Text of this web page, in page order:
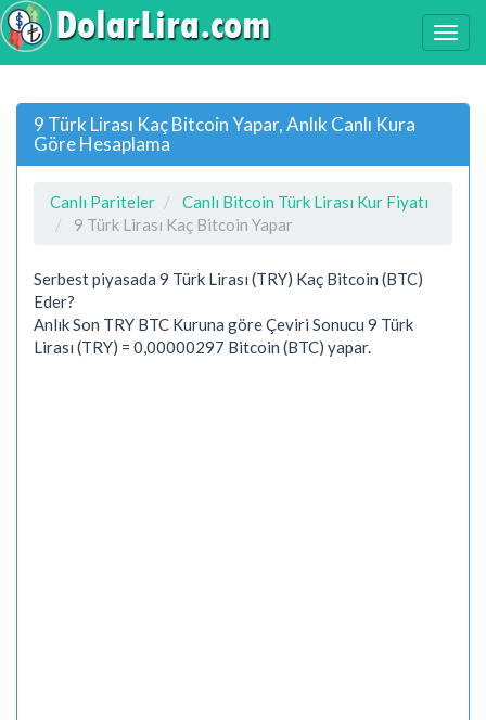
9 Türk Lirası Kaç Bitcoin Yapar, Anlık Canlı Kura
Göre Hesaplama
Canlı Pariteler
Canlı Bitcoin Türk Lirası Kur Fiyatı
9 Türk Lirası Kaç Bitcoin Yapar
Serbest piyasada 9 Türk Lirası (TRY) Kaç Bitcoin (BTC)
Eder?
Anlık Son TRY BTC Kuruna göre Çeviri Sonucu 9 Türk
Lirası (TRY) = 0,00000297 Bitcoin (BTC) yapar.